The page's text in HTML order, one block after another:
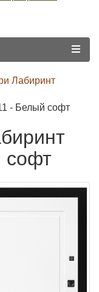
Лабиринт
- Белый софт
софт